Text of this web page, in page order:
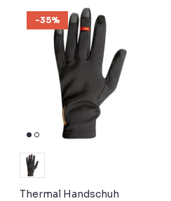
-35%
Thermal Handschuh